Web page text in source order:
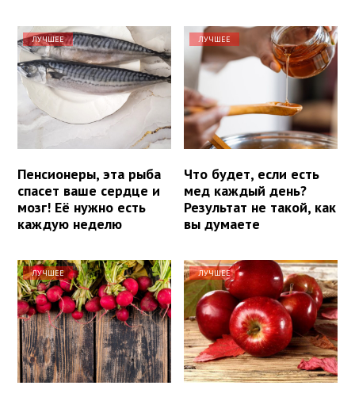
ЛУЧШЕЕ
Пенсионеры, эта рыба
спасет ваше сердце и
мозг! Её нужно есть
каждую неделю
ЛУЧШЕЕ
Что будет, если есть
мед каждый день?
Результат не такой, как
вы думаете
ЛУЧШЕЕ ЛУЧШЕЕ